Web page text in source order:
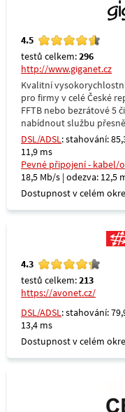
4.5
testů celkem:296
http://www.giganet.cz
Kvalitní
pro firmy v celé České
FFTB nebo bezrátové 5
nabídnout službu
DSL/ADSL: stahování:
11,9 ms
Pevné připojení - kabel/
18,5 Mb/s | odezva: 12,5
Dostupnost v celém
4.3
testů celkem:213
https://avonet.cz/
DSL/ADSL: stahování:
13,4 ms
Dostupnost v celém